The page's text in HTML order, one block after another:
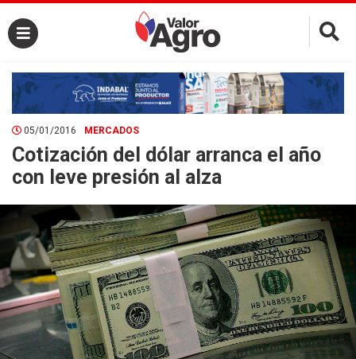
×
05/01/2016 MERCADOS
Cotización del dólar arranca el año
con leve presión al alza